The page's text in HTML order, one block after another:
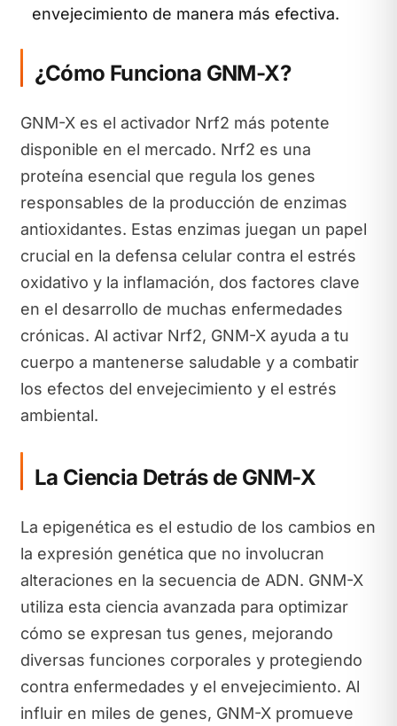
envejecimiento de manera más efectiva.
¿Cómo Funciona GNM-X?
GNM-X es el activador Nrf2 más potente
disponible en el mercado. Nrf2 es una
proteína esencial que regula los genes
responsables de la producción de enzimas
antioxidantes. Estas enzimas juegan un papel
crucial en la defensa celular contra el estrés
oxidativo y la inflamación, dos factores clave
en el desarrollo de muchas enfermedades
crónicas. Al activar Nrf2, GNM-X ayuda a tu
cuerpo a mantenerse saludable y a combatir
los efectos del envejecimiento y el estrés
ambiental.
La Ciencia Detrás de GNM-X
La epigenética es el estudio de los cambios en
la expresión genética que no involucran
alteraciones en la secuencia de ADN. GNM-X
utiliza esta ciencia avanzada para optimizar
cómo se expresan tus genes, mejorando
diversas funciones corporales y protegiendo
contra enfermedades y el envejecimiento. Al
influir en miles de genes, GNM-X promueve